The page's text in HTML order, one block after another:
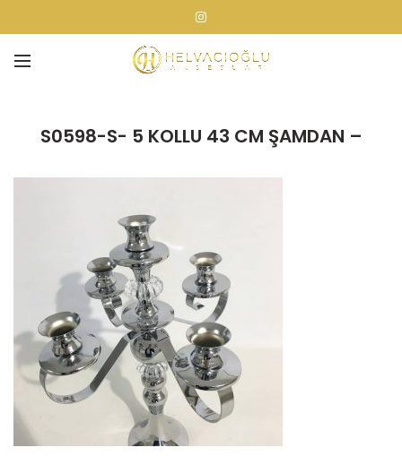
S0598-S- 5 KOLLU 43 CM ŞAMDAN –